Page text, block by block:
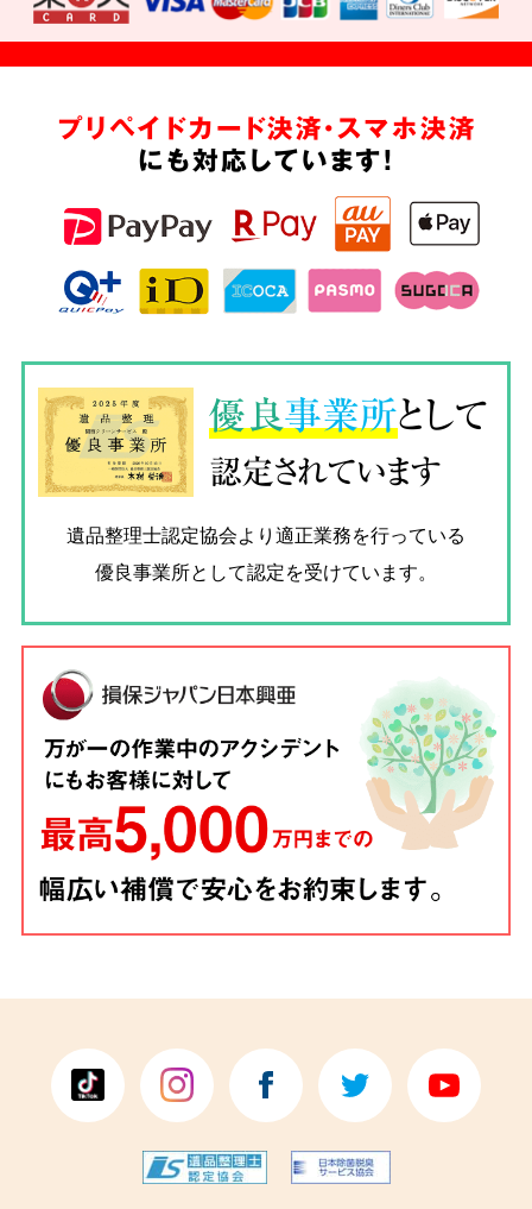
プリペイドカード決済・スマホ決済
にも対応しています!
優良事業所として
認定されています
遺品整理士認定協会より適正業務を行っている
優良事業所として認定を受けています。